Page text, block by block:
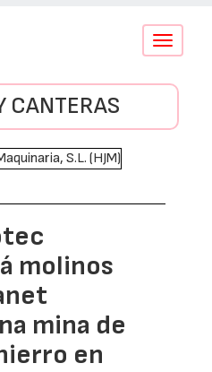
Conmutar
CANTERAS
molinos
mina de
en